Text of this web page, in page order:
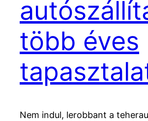
több éves
Nem indul, lerobbant a